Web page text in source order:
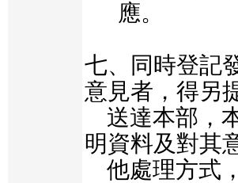
七、同時登記
意見者，得另
明資料及對其
    他處理方式，公開於本部網站。